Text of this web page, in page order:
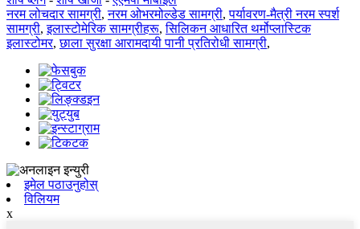
नरम लोचदार सामग्री,नरम ओभरमोल्डेड सामग्री,पर्यावरण-मैत्री नरम स्पर्श
सामग्री,इलास्टोमेरिक सामग्रीहरू,सिलिकन आधारित थर्मोप्लास्टिक
इलास्टोमर,छाला सुरक्षा आरामदायी पानी प्रतिरोधी सामग्री,
इमेल पठाउनुहोस्
विलियम
x